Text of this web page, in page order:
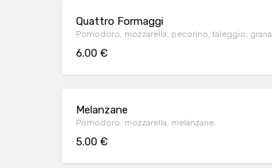
Quattro Formaggi
Pomodoro, mozzarella, pecorino, taleggio, grana
6.00 €
Melanzane
Pomodoro, mozzarella, melanzane
5.00 €